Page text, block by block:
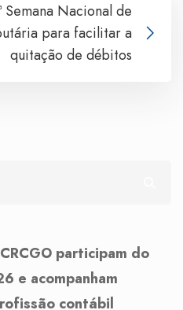
Semana Nacional de
para facilitar a
quitação de débitos
participam do
e acompanham
contábil